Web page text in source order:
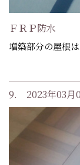
ＦＲＰ防水
増築部分の屋根
9. 2023年03月